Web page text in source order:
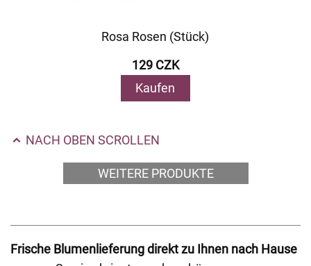
Rosa Rosen (Stück)
129 CZK
Kaufen
NACH OBEN SCROLLEN
WEITERE PRODUKTE
Frische Blumenlieferung direkt zu Ihnen nach Hause